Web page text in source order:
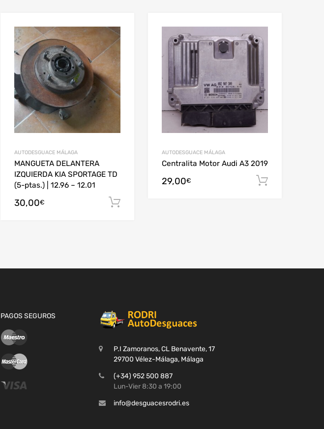
Añadir al carrito
AUTODESGUACE MÁLAGA
MANGUETA DELANTERA
IZQUIERDA KIA SPORTAGE TD
(5-ptas.) | 12.96 – 12.01
30,00€
AUTODESGUACE MÁLAGA
Centralita Motor Audi A3 2019
29,00€
PAGOS SEGUROS
P.I Zamoranos, CL Benavente, 17
29700 Vélez-Málaga, Málaga
(+34) 952 500 887
Lun-Vier 8:30 a 19:00
info@desguacesrodri.es